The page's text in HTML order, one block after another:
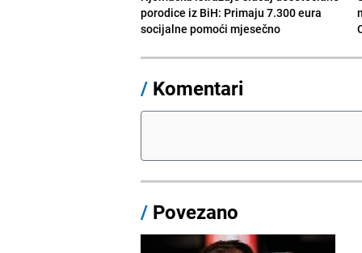
porodice iz BiH: Primaju 7.300 eura
socijalne pomoći mjesečno
/ Komentari
/ Povezano